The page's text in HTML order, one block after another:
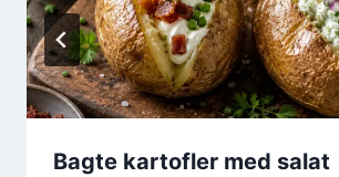
Bagte kartofler med salat